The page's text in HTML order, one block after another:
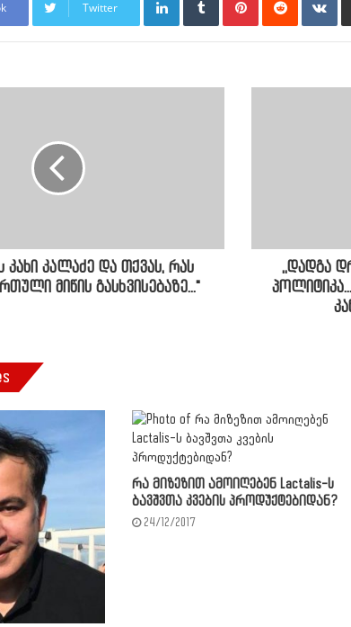
Twitter
კახი კალაძე და თქვას, რას
მიწის გასხვისებაზე..."
,,დადგა
რა მიზეზით ამოიღებენ Lactalis-ს
ბავშვთა კვების პროდუქტებიდან?
24/12/2017